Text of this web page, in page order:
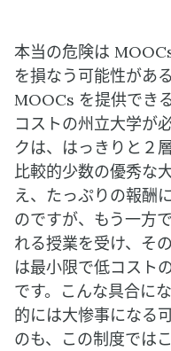
本当の危険は
を損なう可能性があ
MOOCs を提供でき
コストの州立大学が
クは、はっきりと２
比較的少数の優秀な
え、たっぷりの報酬
のですが、もう一方
れる授業を受け、そ
は最小限で低コスト
です。こんな具合に
的には大惨事になる
のも、この制度では